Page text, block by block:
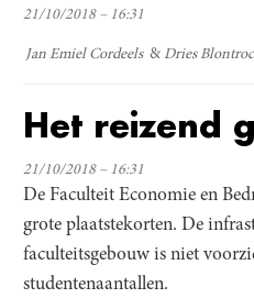
21/10/2018 – 16:31
Jan Emiel Cordeels Dries
Het reizend
21/10/2018 – 16:31
De Faculteit Economie en
grote plaatstekorten. De
faculteitsgebouw is niet
studentenaantallen.